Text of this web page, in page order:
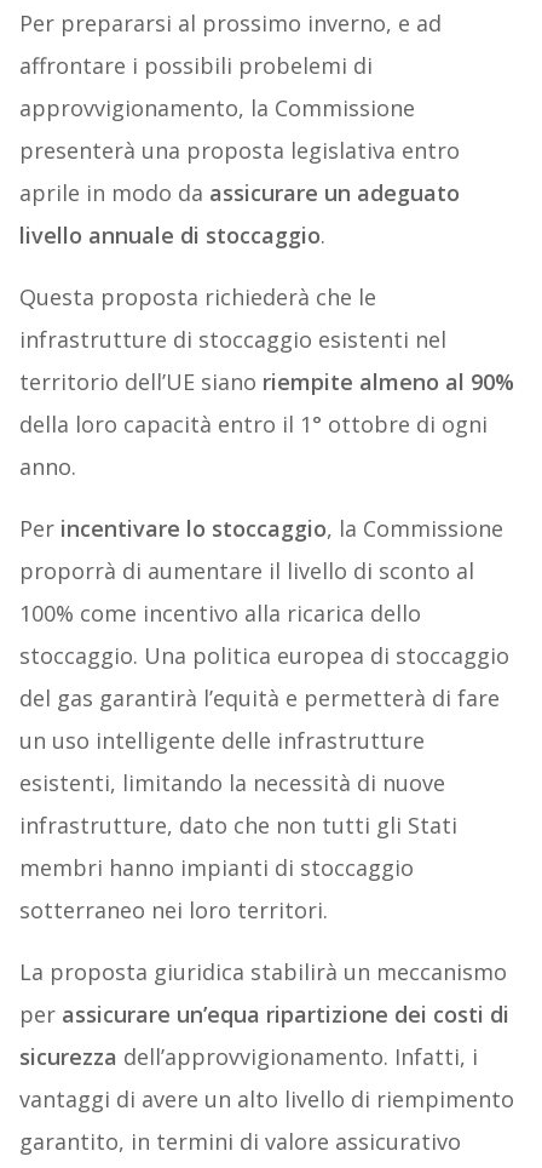
Per prepararsi al prossimo inverno, e ad
affrontare i possibili probelemi di
approvvigionamento, la Commissione
presenterà una proposta legislativa entro
aprile in modo da assicurare un adeguato
livello annuale di stoccaggio.
Questa proposta richiederà che le
infrastrutture di stoccaggio esistenti nel
territorio dell’UE siano riempite almeno al 90%
della loro capacità entro il 1° ottobre di ogni
anno.
Perincentivare lo stoccaggio, la Commissione
proporrà di aumentare il livello di sconto al
100% come incentivo alla ricarica dello
stoccaggio. Una politica europea di stoccaggio
del gas garantirà l’equità e permetterà di fare
un uso intelligente delle infrastrutture
esistenti, limitando la necessità di nuove
infrastrutture, dato che non tutti gli Stati
membri hanno impianti di stoccaggio
sotterraneo nei loro territori.
La proposta giuridica stabilirà un meccanismo
per assicurare un’equa ripartizione dei costi di
sicurezza dell’approvvigionamento. Infatti, i
vantaggi di avere un alto livello di riempimento
garantito, in termini di valore assicurativo